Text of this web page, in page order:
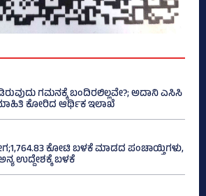
ಗಮನಕ್ಕೆ ಬಂದಿರಲಿಲ್ಲವೇ?; ಅದಾನಿ ಎಸಿಸಿ
ಕೋರಿದ ಆರ್ಥಿಕ ಇಲಾಖೆ
ಕೋಟಿ ಬಳಕೆ ಮಾಡದ ಪಂಚಾಯ್ತಿಗಳು,
ಉದ್ದೇಶಕ್ಕೆ ಬಳಕೆ